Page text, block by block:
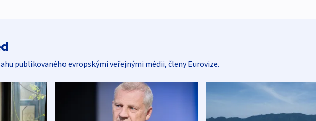
publikovaného evropskými veřejnými médii, členy Eurovize.